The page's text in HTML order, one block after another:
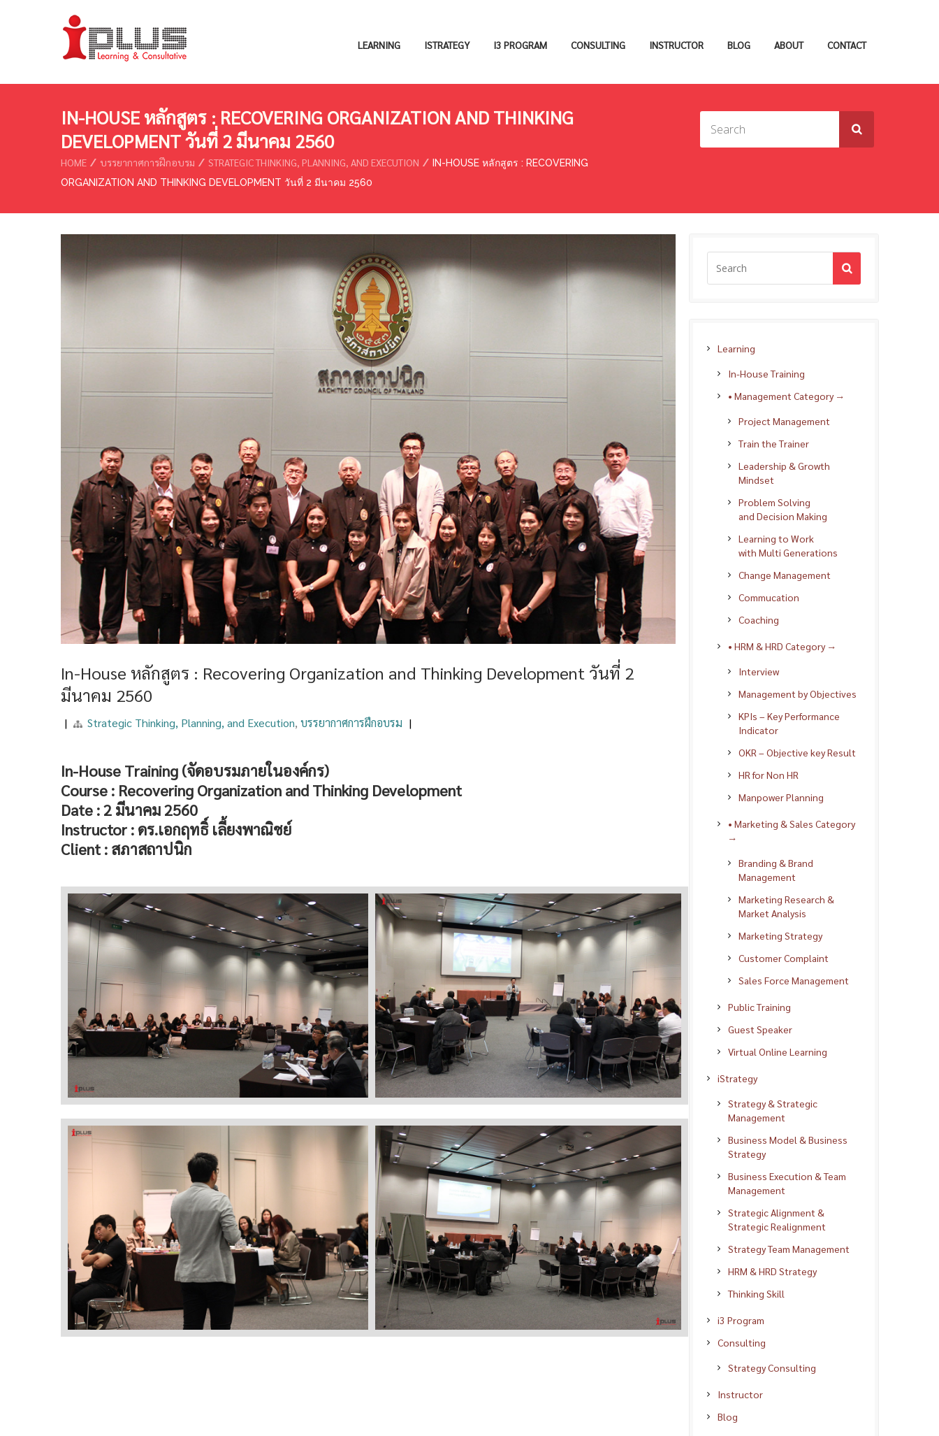
LEARNING ISTRATEGY I3 PROGRAM CONSULTING INSTRUCTOR BLOG ABOUT CONTACT
IN-HOUSE หลักสูตร : RECOVERING ORGANIZATION AND THINKING
DEVELOPMENT วันที่ 2 มีนาคม 2560
HOME บรรยากาศการฝึกอบรม STRATEGIC THINKING, PLANNING, AND EXECUTION
IN-HOUSE หลักสูตร : RECOVERING
ORGANIZATION AND THINKING DEVELOPMENT วันที่ 2 มีนาคม 2560
In-House หลักสูตร : Recovering Organization and Thinking Development วันที่ 2
มีนาคม 2560
| Strategic Thinking, Planning, and Execution, บรรยากาศการฝึกอบรม |
In-House Training (จัดอบรมภายในองค์กร)
Course : Recovering Organization and Thinking Development
Date : 2 มีนาคม 2560
Instructor : ดร.เอกฤทธิ์ เลี้ยงพาณิชย์
Client : สภาสถาปนิก
Learning
In-House Training
• Management Category →
Project Management
Train the Trainer
Leadership & Growth
Mindset
Problem Solving
and Decision Making
Learning to Work
with Multi Generations
Change Management
Commucation
Coaching
• HRM & HRD Category →
Interview
Management by Objectives
KPIs – Key Performance
Indicator
OKR – Objective key Result
HR for Non HR
Manpower Planning
• Marketing & Sales Category
→
Branding & Brand
Management
Marketing Research &
Market Analysis
Marketing Strategy
Customer Complaint
Sales Force Management
Public Training
Guest Speaker
Virtual Online Learning
iStrategy
Strategy & Strategic
Management
Business Model & Business
Strategy
Business Execution & Team
Management
Strategic Alignment &
Strategic Realignment
Strategy Team Management
HRM & HRD Strategy
Thinking Skill
i3 Program
Consulting
Strategy Consulting
Instructor
Blog